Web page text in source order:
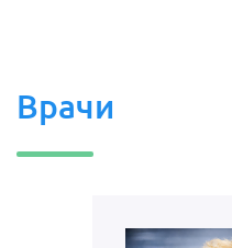
Врачи